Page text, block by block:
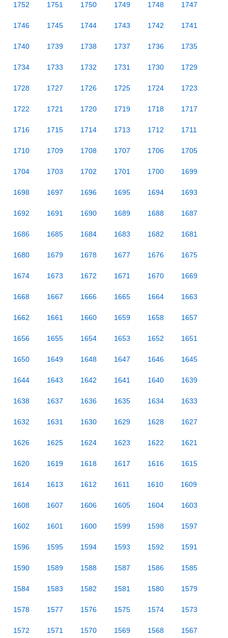
1752 1751 1750 1749 1748 1747
1746 1745 1744 1743 1742 1741
1740 1739 1738 1737 1736 1735
1734 1733 1732 1731 1730 1729
1728 1727 1726 1725 1724 1723
1722 1721 1720 1719 1718 1717
1716 1715 1714 1713 1712 1711
1710 1709 1708 1707 1706 1705
1704 1703 1702 1701 1700 1699
1698 1697 1696 1695 1694 1693
1692 1691 1690 1689 1688 1687
1686 1685 1684 1683 1682 1681
1680 1679 1678 1677 1676 1675
1674 1673 1672 1671 1670 1669
1668 1667 1666 1665 1664 1663
1662 1661 1660 1659 1658 1657
1656 1655 1654 1653 1652 1651
1650 1649 1648 1647 1646 1645
1644 1643 1642 1641 1640 1639
1638 1637 1636 1635 1634 1633
1632 1631 1630 1629 1628 1627
1626 1625 1624 1623 1622 1621
1620 1619 1618 1617 1616 1615
1614 1613 1612 1611 1610 1609
1608 1607 1606 1605 1604 1603
1602 1601 1600 1599 1598 1597
1596 1595 1594 1593 1592 1591
1590 1589 1588 1587 1586 1585
1584 1583 1582 1581 1580 1579
1578 1577 1576 1575 1574 1573
1572 1571 1570 1569 1568 1567